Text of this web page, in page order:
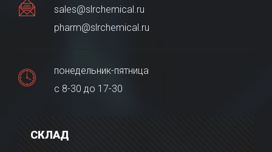
sales@slrchemical.ru
pharm@slrchemical.ru
понедельник-пятница
с 8-30 до 17-30
СКЛАД